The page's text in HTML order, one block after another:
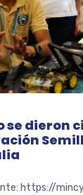
dieron
https://